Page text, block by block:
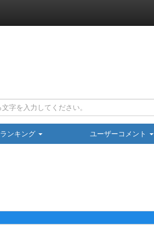
ランキング ユーザーコメント